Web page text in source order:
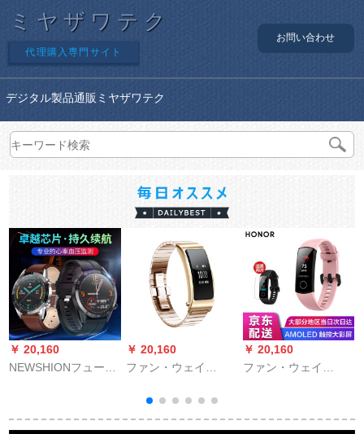
ミヤザワテク
代理購入専門サイト
お問い合わせ
デジタル製品通販ミヤザワテク
￥ 20,160
NEWSHIONフュージ
数を心電図で示しま
￥ 20,160
ファン・ウェイ
B 3スマイトリングリ
ングリングリングリ
￥ 20,160
ファン・ウェイ
AMOLEDカラースト